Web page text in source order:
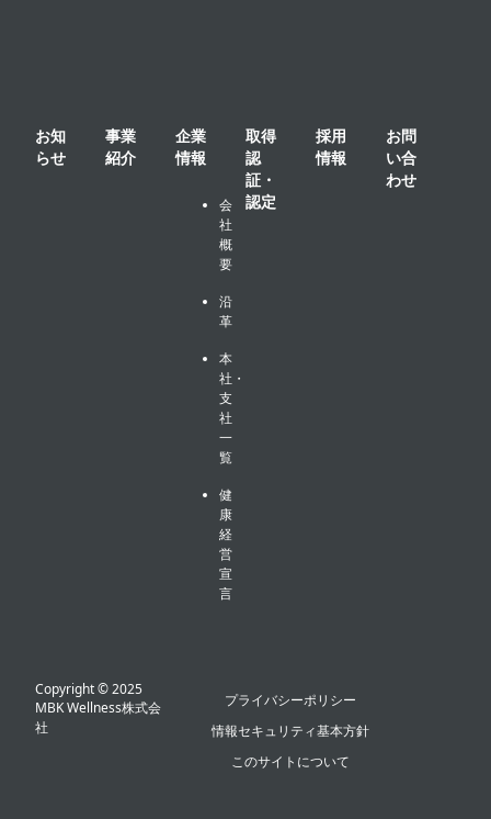
お知
らせ
事業
紹介
企業
情報
会
社
概
要
沿
革
本
社・
支
社
一
覧
健
康
経
営
宣
言
取得
認
証・
認定
採用
情報
お問
い合
わせ
プライバシーポリシー
情報セキュリティ基本方針
このサイトについて
Copyright © 2025
MBK Wellness株式会
社